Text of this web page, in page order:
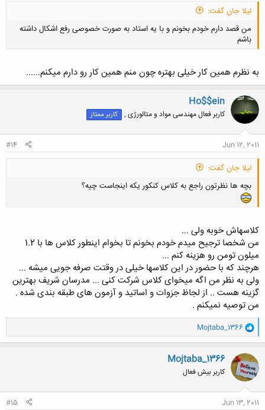
لیلا جان گفت:
من قصد دارم خودم بخونم و با یه استاد به صورت خصوصی رفع اشکال داشته
باشم
کلیک کنید تا باز شود...
به نظرم همین کار خیلی بهتره چون منم همین کار رو دارم میکنم......
Ho$$ein
کاربر فعال مهندسی مواد و متالورژی , کاربر ممتاز
Jun 12, 2011
#14
لیلا جان گفت:
بچه ها نظرتون راجع به کلاس کنکور یکه اینجاست چیه؟
کلاسهاش خوبه ولی ...
من شخصا ترجیح میدم خودم بخونم تا بخوام اینطور کلاس ها با 1.2
میلون تومن رو هزینه کنم ...
هرچند که با حضور در این کلاسها خیلی در وقتت صرفه جویی میشه ...
ولی به نظر من اگه میخوای کلاس شرکت کنی ... مدرسان شریف بهترین
گزینه هست .. از لجاظ جزوات و اساتید و آزمون های طبقه بندی شده .
من توصیه نمیکنم .
و
ا
ک
ن
ش
ه
ا
Mojtaba_1366
Mojtaba_1366
کاربر بیش فعال
Jun 13, 2011
#15